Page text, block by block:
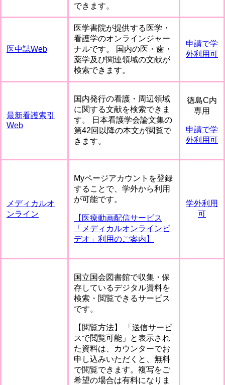
できます。
医中誌Web
医学書院が提供する医学・
看護学のオンラインジャー
ナルです。 国内の医・歯・
薬学及び関連領域の文献が
検索できます。
申請で学
外利用可
最新看護索引
Web
国内発行の看護・周辺領域
に関する文献を検索できま
す。 日本看護学会論文集の
第42回以降の本文が閲覧で
きます。
徳島C内
専用
申請で学
外利用可
メディカルオ
ンライン
Myページアカウントを登録
することで、学外から利用
が可能です。
【医療動画配信サービス
「メディカルオンラインビ
デオ」利用のご案内】
学外利用
可
国立国会図書館で収集・保
存しているデジタル資料を
検索・閲覧できるサービス
です。
【閲覧方法】 「送信サービ
スで閲覧可能」と表示され
た資料は、カウンターでお
申し込みいただくと、無料
で閲覧できます。複写をご
希望の場合は有料になりま